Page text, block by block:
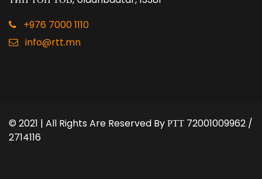
+976 7000 1110
info@rtt.mn
© 2021 | All Rights Are Reserved ByРТТ 72001009962 /
2714116